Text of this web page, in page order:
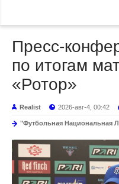
Пресс-
по итогам
«Ротор»
Realist 2026-авг-4, 00:42
"Футбольная Национальная